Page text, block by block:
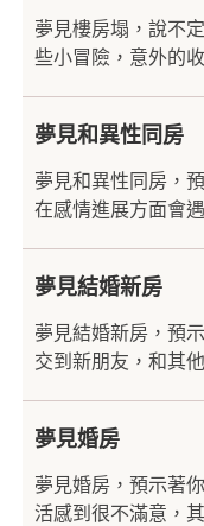
夢見樓房塌，說不
些小冒險，意外的
夢見和異性同房
夢見和異性同房，
在感情進展方面會
夢見結婚新房
夢見結婚新房，預
交到新朋友，和其
夢見婚房
夢見婚房，預示著
活感到很不滿意，